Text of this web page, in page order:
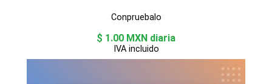
Conpruebalo
$ 1.00 MXN diaria
IVA incluido